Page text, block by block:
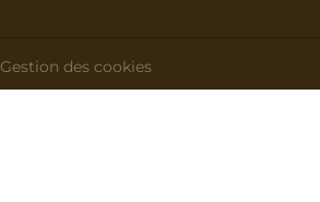
Gestion des cookies